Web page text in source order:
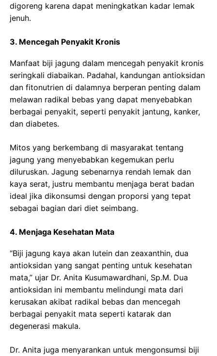
digoreng karena dapat meningkatkan kadar lemak
jenuh.
3. Mencegah Penyakit Kronis
Manfaat biji jagung dalam mencegah penyakit kronis
seringkali diabaikan. Padahal, kandungan antioksidan
dan fitonutrien di dalamnya berperan penting dalam
melawan radikal bebas yang dapat menyebabkan
berbagai penyakit, seperti penyakit jantung, kanker,
dan diabetes.
Mitos yang berkembang di masyarakat tentang
jagung yang menyebabkan kegemukan perlu
diluruskan. Jagung sebenarnya rendah lemak dan
kaya serat, justru membantu menjaga berat badan
ideal jika dikonsumsi dengan proporsi yang tepat
sebagai bagian dari diet seimbang.
4. Menjaga Kesehatan Mata
“Biji jagung kaya akan lutein dan zeaxanthin, dua
antioksidan yang sangat penting untuk kesehatan
mata,” ujar Dr. Anita Kusumawardhani, Sp.M. Dua
antioksidan ini membantu melindungi mata dari
kerusakan akibat radikal bebas dan mencegah
berbagai penyakit mata seperti katarak dan
degenerasi makula.
Dr. Anita juga menyarankan untuk mengonsumsi biji